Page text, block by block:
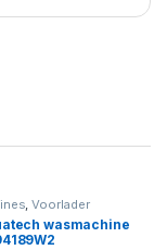
,Voorlader
wasmachine